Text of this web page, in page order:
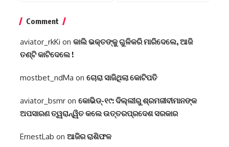
Comment
aviator_rkKi on କାଲି ଭକ୍ତଙ୍କୁ ଗୁଳିକରି ମାରିଦେଲେ, ଆଜି
ତଣ୍ଟି କାଟିଦେଲେ !
mostbet_ndMa on ଚୋରା ସାଜିଥିଲା କୋଟିପତି
aviator_bsmr on କୋଭିଡ୍-୧୯: ଦିଲ୍ଲୀରୁ ଶ୍ରମଜୀବୀମାନଙ୍କ
ଅପସାରଣ ତ୍ୱରାନ୍ୱିତ କଲେ ଉତ୍ତରପ୍ରଦେଶ ସରକାର
ErnestLab on ଆଜିର ରାଶିଫଳ